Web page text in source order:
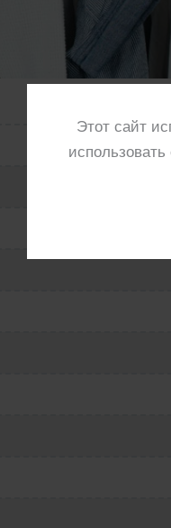
Этот сайт